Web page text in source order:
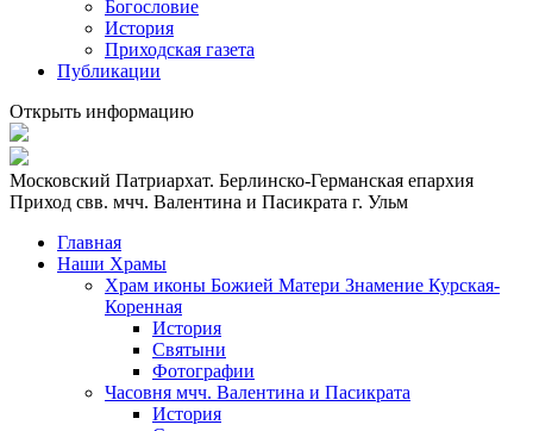
Богословие
История
Приходская газета
Публикации
Открыть информацию
Московский Патриархат. Берлинско-Германская епархия
Приход свв. мчч. Валентина и Пасикрата г. Ульм
Главная
Наши Храмы
Храм иконы Божией Матери Знамение Курская-
Коренная
История
Святыни
Фотографии
Часовня мчч. Валентина и Пасикрата
История